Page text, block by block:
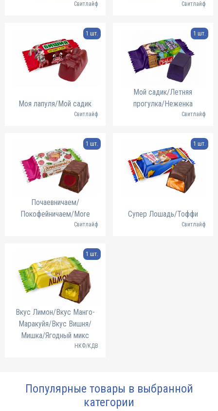
Свитлайф Свитлайф
Моя лапуля/Мой садик
1 шт.
Свитлайф
Мой садик/Летняя
прогулка/Неженка
1 шт.
Свитлайф
Почаевничаем/
Покофейничаем/More
1 шт.
Свитлайф
Супер Лошадь/Тоффи
1 шт.
Свитлайф
Вкус Лимон/Вкус Манго-
Маракуйя/Вкус Вишня/
Мишка/Ягодный микс
1 шт.
НКФ/КДВ
Популярные товары в выбранной
категории